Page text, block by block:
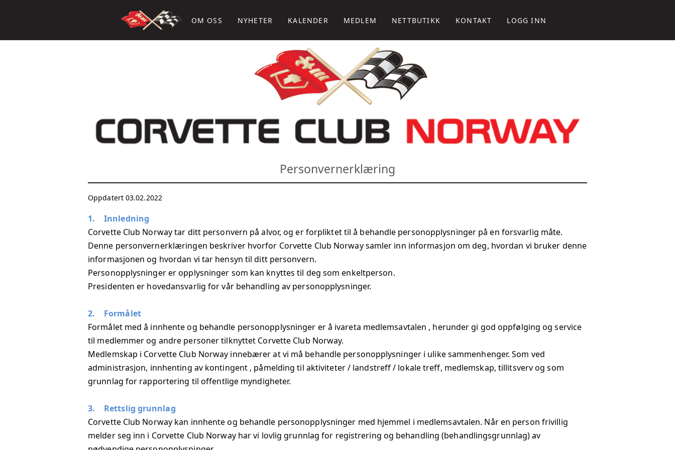
OM OSS NYHETER KALENDER MEDLEM NETTBUTIKK KONTAKT LOGG INN
Personvernerklæring
Oppdatert 03.02.2022
1.
Innledning
Corvette Club Norway tar ditt personvern på alvor, og er forpliktet til å behandle personopplysninger på en forsvarlig måte.
Denne personvernerklæringen beskriver hvorfor Corvette Club Norway samler inn informasjon om deg, hvordan vi bruker denne
informasjonen og hvordan vi tar hensyn til ditt personvern.
Personopplysninger er opplysninger som kan knyttes til deg som enkeltperson.
Presidenten er hovedansvarlig for vår behandling av personopplysninger.
2.
Formålet
Formålet med å innhente og behandle personopplysninger er å ivareta medlemsavtalen , herunder gi god oppfølging og service
til medlemmer og andre personer tilknyttet Corvette Club Norway.
Medlemskap i Corvette Club Norway innebærer at vi må behandle personopplysninger i ulike sammenhenger. Som ved
administrasjon, innhenting av kontingent , påmelding til aktiviteter / landstreff / lokale treff, medlemskap, tillitsverv og som
grunnlag for rapportering til offentlige myndigheter.
3.
Rettslig grunnlag
Corvette Club Norway kan innhente og behandle personopplysninger med hjemmel i medlemsavtalen. Når en person frivillig
melder seg inn i Corvette Club Norway har vi lovlig grunnlag for registrering og behandling (behandlingsgrunnlag) av